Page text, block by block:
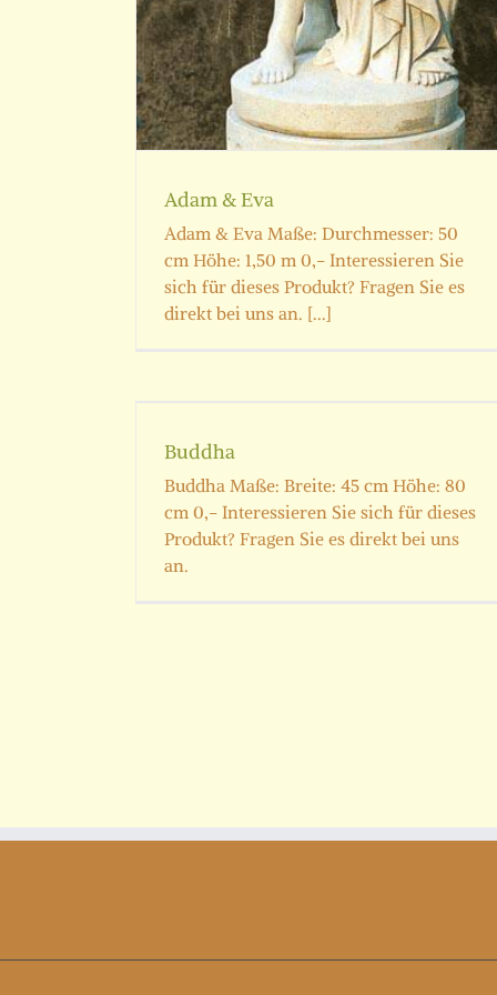
Adam & Eva
Adam & Eva Maße: Durchmesser: 50
cm Höhe: 1,50 m 0,- Interessieren Sie
sich für dieses Produkt? Fragen Sie es
direkt bei uns an. [...]
Buddha
Buddha Maße: Breite: 45 cm Höhe: 80
cm 0,- Interessieren Sie sich für dieses
Produkt? Fragen Sie es direkt bei uns
an.